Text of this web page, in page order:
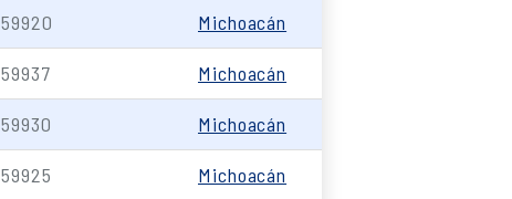
59920 Michoacán
59937 Michoacán
59930 Michoacán
59925 Michoacán